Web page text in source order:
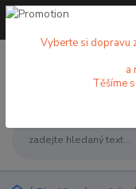
+420 773 998 582
Vyberte si dopravu
a
Těšíme